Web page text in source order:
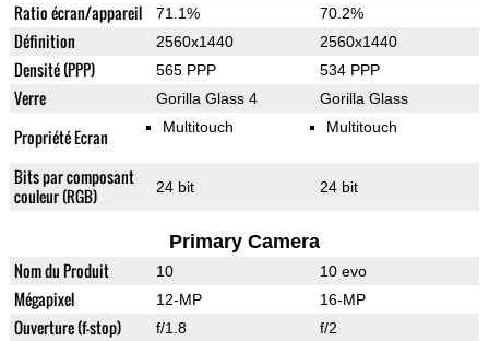
Ratio écran/appareil 71.1% 70.2%
Définition 2560x1440 2560x1440
Densité (PPP) 565 PPP 534 PPP
Verre Gorilla Glass 4 Gorilla Glass
Propriété Ecran Multitouch Multitouch
Bits par composant
couleur (RGB)
24 bit 24 bit
Primary Camera
Nom du Produit 10 10 evo
Mégapixel 12-MP 16-MP
Ouverture (f-stop) f/1.8 f/2